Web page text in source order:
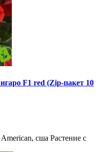
F1 red (Zip-пакет 10
сша Растение с